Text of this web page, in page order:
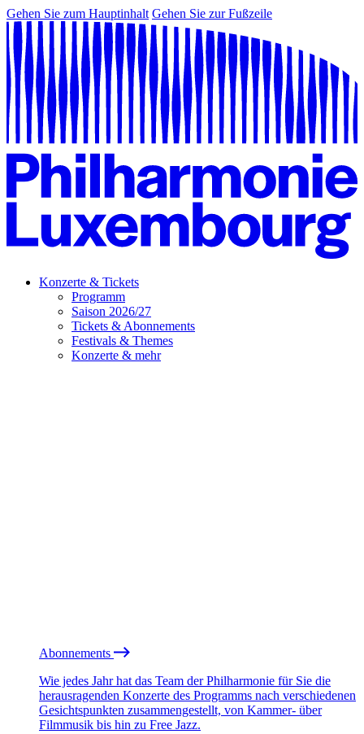
Gehen Sie zum Hauptinhalt Gehen Sie zur Fußzeile
Konzerte & Tickets
Programm
Saison 2026/27
Tickets & Abonnements
Festivals & Themes
Konzerte & mehr
Abonnements
Wie jedes Jahr hat das Team der Philharmonie für Sie die
herausragenden Konzerte des Programms nach verschiedenen
Gesichtspunkten zusammengestellt, von Kammer- über
Filmmusik bis hin zu Free Jazz.